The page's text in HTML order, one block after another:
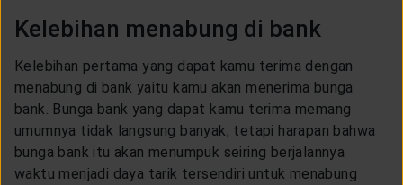
Kelebihan menabung di bank
Kelebihan pertama yang dapat kamu terima dengan
menabung di bank yaitu kamu akan menerima bunga
bank. Bunga bank yang dapat kamu terima memang
umumnya tidak langsung banyak, tetapi harapan bahwa
bunga bank itu akan menumpuk seiring berjalannya
waktu menjadi daya tarik tersendiri untuk menabung